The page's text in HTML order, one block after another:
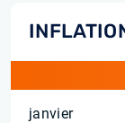
janvier